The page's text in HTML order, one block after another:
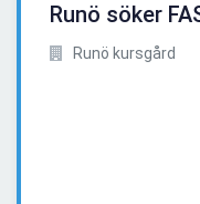
Runö söker
Runö kursgård